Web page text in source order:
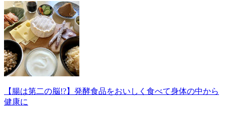
【腸は第二の脳!?】発酵食品をおいしく食べて身体の中から
健康に